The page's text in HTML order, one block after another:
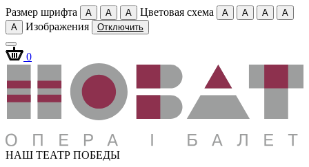
Размер шрифта A A A Цветовая схема A A A
A
A
Изображения Отключить
0
НАШ ТЕАТР ПОБЕДЫ